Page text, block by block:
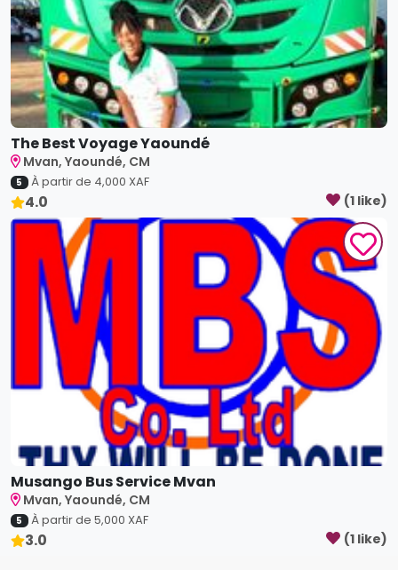
The Best Voyage Yaoundé
Mvan, Yaoundé, CM
5 À partir de 4,000 XAF
4.0 (1 like)
Musango Bus Service Mvan
Mvan, Yaoundé, CM
5 À partir de 5,000 XAF
3.0 (1 like)